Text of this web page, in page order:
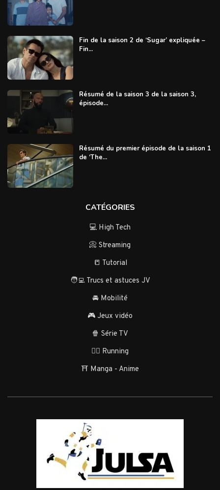
Fin de la saison 2 de ‘Sugar’ expliquée –
Fin...
Résumé de la saison 3 de la saison 3,
épisode...
Résumé du premier épisode de la saison 1
de ‘The...
CATÉGORIES
💻 High Tech
📀 Streaming
📒 Tutorial
🧑‍💻 Trucs et astuces JV
🚘 Mobilité
🎮 Jeux vidéo
🍿 Série TV
🏃‍♂️ Running
⛩️ Manga - Anime